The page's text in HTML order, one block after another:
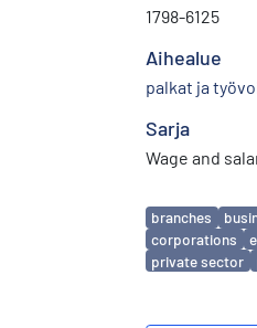
1798-6125
Aihealue
palkat ja
Sarja
Wage and
Avainsanat
branches
corporations
private sector